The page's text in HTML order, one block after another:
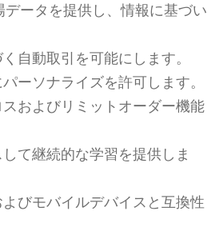
ータを提供し、情報に基づい
自動取引を可能にします。
ーソナライズを許可します。
およびリミットオーダー機能
て継続的な学習を提供しま
びモバイルデバイスと互換性